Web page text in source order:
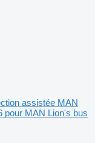
assistée MAN
pour MAN Lion's bus